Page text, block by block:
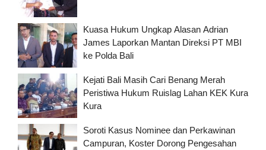
Kuasa Hukum Ungkap Alasan Adrian
James Laporkan Mantan Direksi PT MBI
ke Polda Bali
Kejati Bali Masih Cari Benang Merah
Peristiwa Hukum Ruislag Lahan KEK Kura
Kura
Soroti Kasus Nominee dan Perkawinan
Campuran, Koster Dorong Pengesahan